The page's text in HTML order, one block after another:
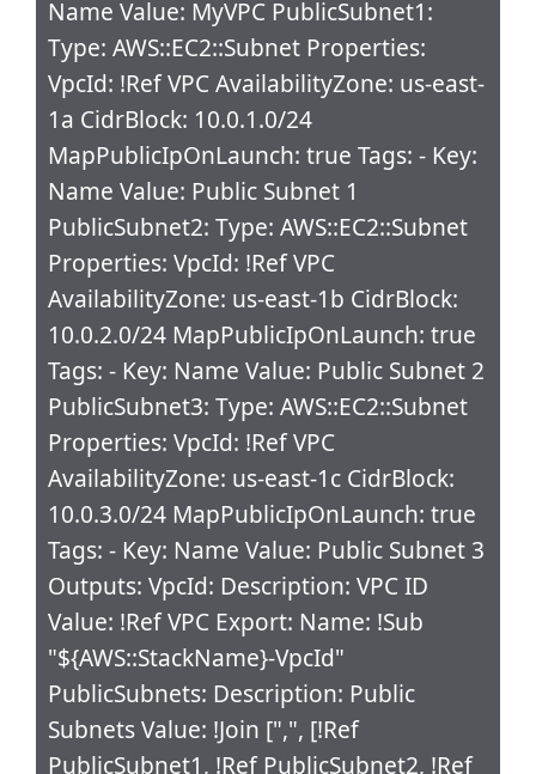
Name Value: MyVPC PublicSubnet1:
Type: AWS::EC2::Subnet Properties:
VpcId: !Ref VPC AvailabilityZone: us-east-
1a CidrBlock: 10.0.1.0/24
MapPublicIpOnLaunch: true Tags: - Key:
Name Value: Public Subnet 1
PublicSubnet2: Type: AWS::EC2::Subnet
Properties: VpcId: !Ref VPC
AvailabilityZone: us-east-1b CidrBlock:
10.0.2.0/24 MapPublicIpOnLaunch: true
Tags: - Key: Name Value: Public Subnet 2
PublicSubnet3: Type: AWS::EC2::Subnet
Properties: VpcId: !Ref VPC
AvailabilityZone: us-east-1c CidrBlock:
10.0.3.0/24 MapPublicIpOnLaunch: true
Tags: - Key: Name Value: Public Subnet 3
Outputs: VpcId: Description: VPC ID
Value: !Ref VPC Export: Name: !Sub
"${AWS::StackName}-VpcId"
PublicSubnets: Description: Public
Subnets Value: !Join [",", [!Ref
PublicSubnet1, !Ref PublicSubnet2, !Ref